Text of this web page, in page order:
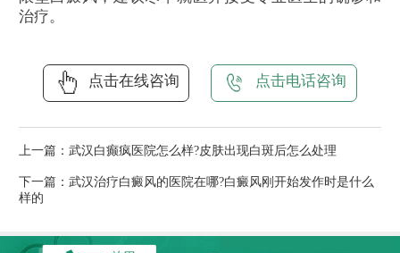
治疗。
点击在线咨询 点击电话咨询
上一篇： 武汉白癫疯医院怎么样?皮肤出现白斑后怎么处理
下一篇： 武汉治疗白癜风的医院在哪?白癜风刚开始发作时是什么
样的